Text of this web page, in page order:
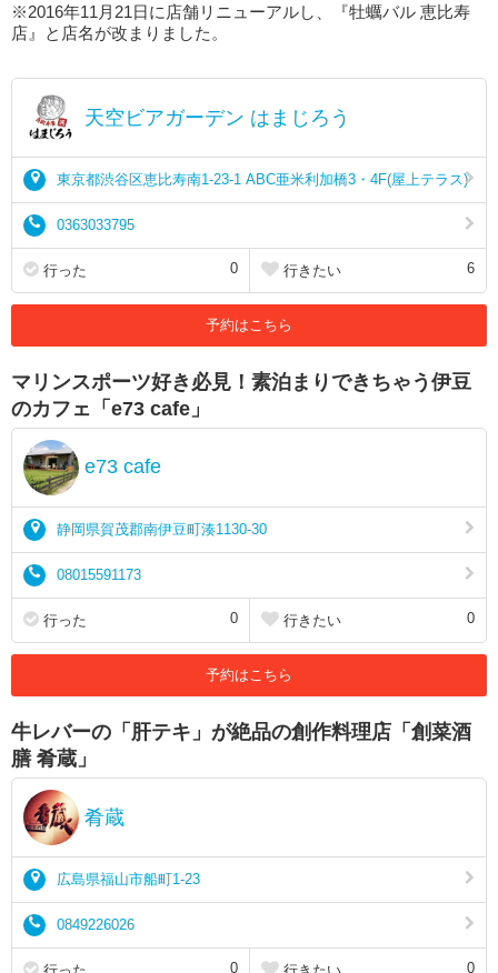
※2016年11月21日に店舗リニューアルし、『牡蠣バル 恵比寿
店』と店名が改まりました。
天空ビアガーデン はまじろう
東京都渋谷区恵比寿南1-23-1 ABC亜米利加橋3・4F(屋上テラス)
0363033795
行った 0 行きたい 6
予約はこちら
マリンスポーツ好き必見！素泊まりできちゃう伊豆
のカフェ「e73 cafe」
e73 cafe
静岡県賀茂郡南伊豆町湊1130-30
08015591173
行った 0 行きたい 0
予約はこちら
牛レバーの「肝テキ」が絶品の創作料理店「創菜酒
膳 肴蔵」
肴蔵
広島県福山市船町1-23
0849226026
0 0